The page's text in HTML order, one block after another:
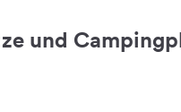
und